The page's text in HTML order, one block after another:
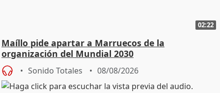
02:22
Maíllo pide apartar a Marruecos de la
organización del Mundial 2030
Sonido Totales 08/08/2026